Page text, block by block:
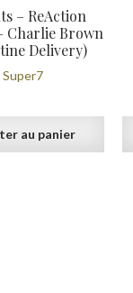
– ReAction
Charlie Brown
Delivery)
Super7
au panier